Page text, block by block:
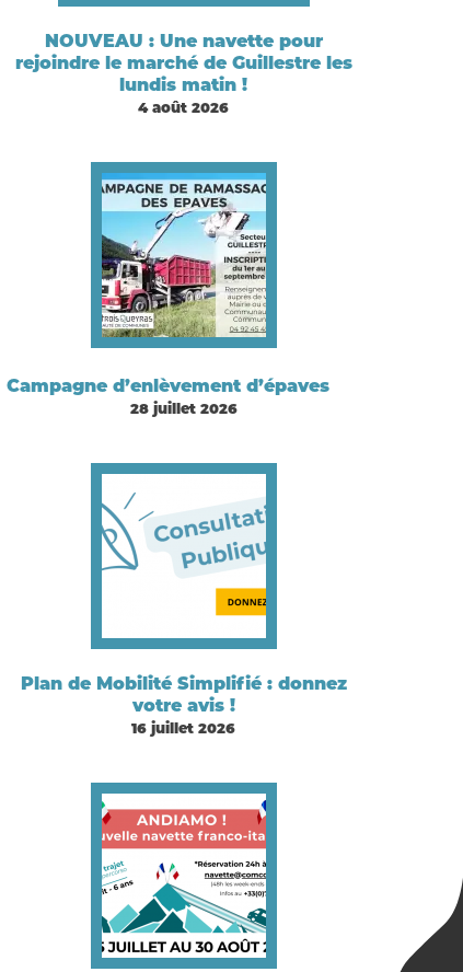
NOUVEAU : Une navette pour
rejoindre le marché de Guillestre les
lundis matin !
4 août 2026
Campagne d’enlèvement d’épaves
28 juillet 2026
Plan de Mobilité Simplifié : donnez
votre avis !
16 juillet 2026